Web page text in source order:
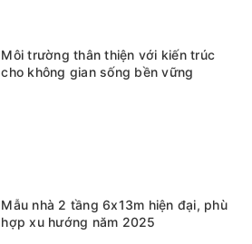
Môi trường thân thiện với kiến trúc
cho không gian sống bền vững
Mẫu nhà 2 tầng 6x13m hiện đại, phù
hợp xu hướng năm 2025